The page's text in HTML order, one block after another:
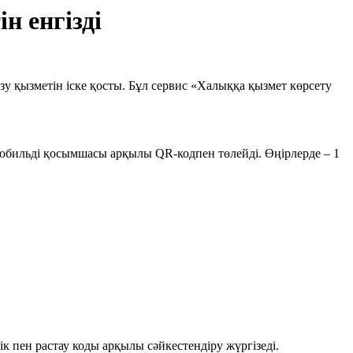
енгізді
қызметін іске қосты. Бұл сервис «Халыққа қызмет көрсету
қосымшасы арқылы QR-кодпен төлейді. Өңірлерде – 1
растау коды арқылы сәйкестендіру жүргізеді.